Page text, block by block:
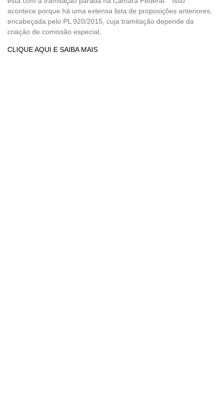
acontece porque há uma extensa lista de proposições anteriores,
encabeçada pelo PL 920/2015, cuja tramitação depende da
criação de comissão especial,
CLIQUE AQUI E SAIBA MAIS